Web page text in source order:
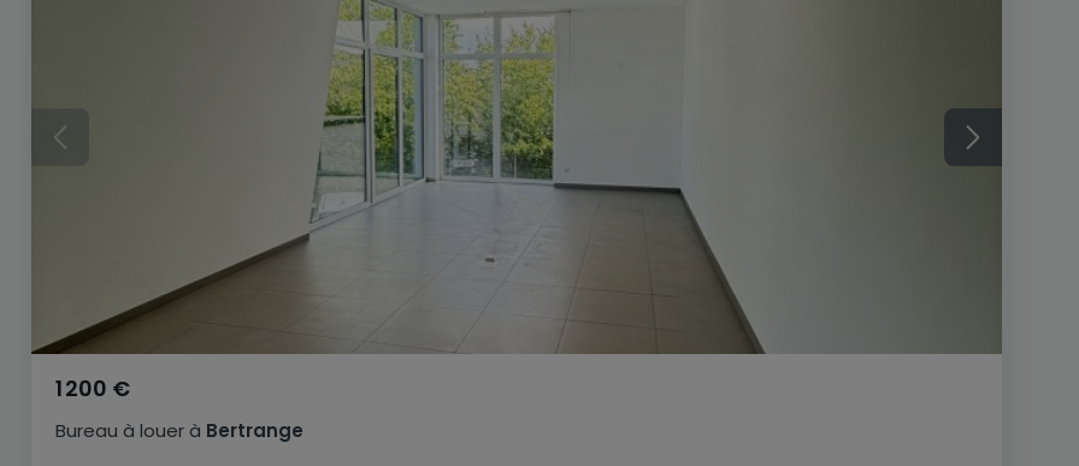
Bureau à louerà Bertrange
1 200 €